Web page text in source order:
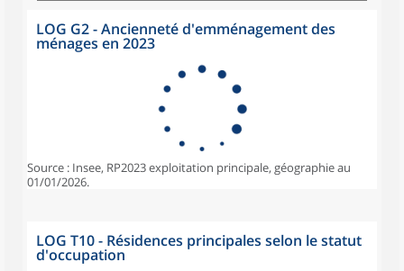
LOG G2 - Ancienneté d'emménagement des
ménages en 2023
Source : Insee, RP2023 exploitation principale, géographie au
01/01/2026.
LOG T10 - Résidences principales selon le statut
d'occupation